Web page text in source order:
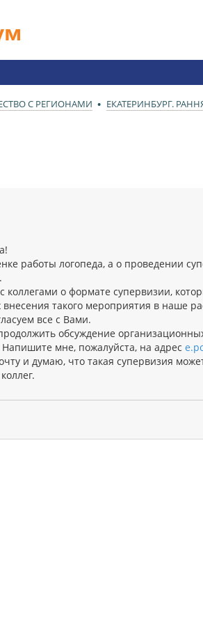
С РЕГИОНАМИ ЕКАТЕРИНБУРГ.
работы логопеда, а о проведении
коллегами о формате супервизии,
такого мероприятия в наше
все с Вами.
обсуждение
мне, пожалуйста, на адрес
и думаю, что такая супервизия